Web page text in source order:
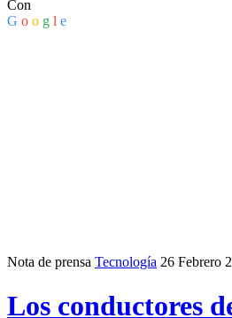
Con
G o o g l e
Nota de prensa Tecnología 26 Febrero
Los conductores